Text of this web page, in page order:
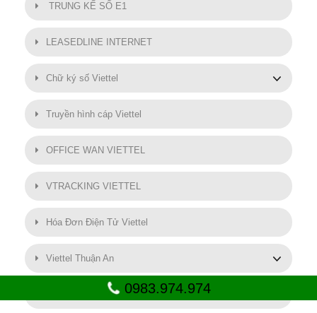
TRUNG KẾ SỐ E1
LEASEDLINE INTERNET
Chữ ký số Viettel
Truyền hình cáp Viettel
OFFICE WAN VIETTEL
VTRACKING VIETTEL
Hóa Đơn Điện Tử Viettel
Viettel Thuận An
SMART MOTOR VIETTEL0983.974.974